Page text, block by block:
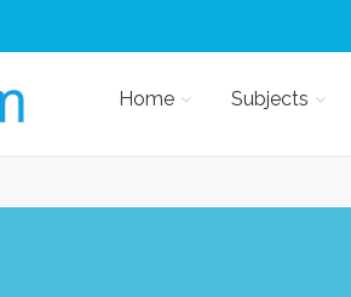
Home Subjects